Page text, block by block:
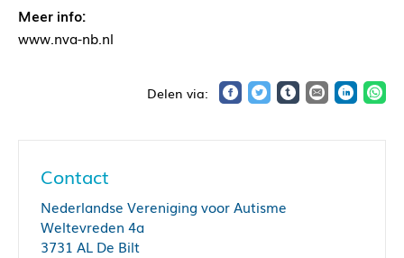
Meer info:
www.nva-nb.nl
Contact
Nederlandse Vereniging voor Autisme
Weltevreden 4a
3731 AL De Bilt